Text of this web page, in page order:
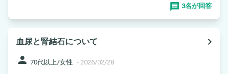
3名が回答
血尿と腎結石について
navigate_next
person 70代以上/女性 - 2026/02/28